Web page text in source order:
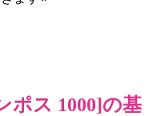
ポス 1000]の基